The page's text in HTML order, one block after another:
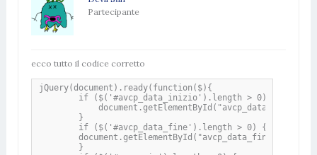
Partecipante
ecco tutto il codice corretto
jQuery(document).ready(function($){
        if ($('#avcp_data_inizio').length > 0) {
        }
        if ($('#avcp_data_fine').length > 0) {
        }